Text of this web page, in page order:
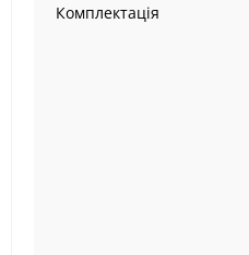
Комплектація